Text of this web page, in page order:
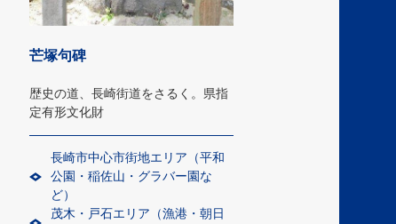
芒塚句碑
歴史の道、長崎街道をさるく。県指
定有形文化財
長崎市中心市街地エリア（平和
公園・稲佐山・グラバー園な
ど）
茂木・戸石エリア（漁港・朝日